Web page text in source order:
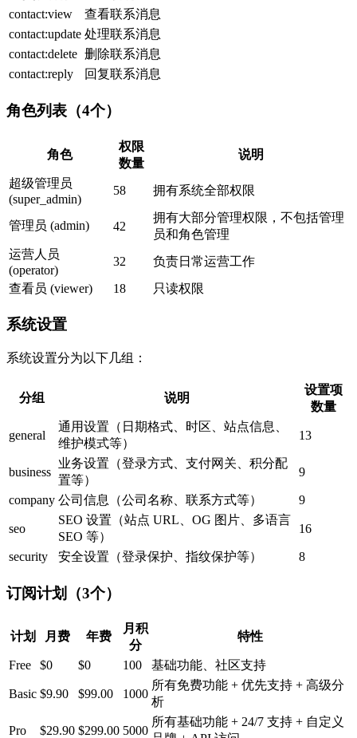
contact:view
查看联系消息
contact:update 处理联系消息
contact:delete 删除联系消息
contact:reply
回复联系消息
角色列表（4个）
角色
权限
数量
说明
超级管理员
(super_admin)
58 拥有系统全部权限
管理员 (admin) 42
拥有大部分管理权限，不包括管理
员和角色管理
运营人员
(operator)
32
负责日常运营工作
查看员 (viewer)
18 只读权限
系统设置
系统设置分为以下几组：
分组 说明
设置项
数量
general
通用设置（日期格式、时区、站点信息、
维护模式等）
13
business
业务设置（登录方式、支付网关、积分配
置等）
9
company 公司信息（公司名称、联系方式等） 9
seo
SEO 设置（站点 URL、OG 图片、多语言
SEO 等）
16
security 安全设置（登录保护、指纹保护等） 8
订阅计划（3个）
计划 月费 年费
月积
分
特性
Free $0 $0 100 基础功能、社区支持
Basic $9.90 $99.00 1000
所有免费功能 + 优先支持 + 高级分
析
Pro $29.90 $299.00 5000
所有基础功能 + 24/7 支持 + 自定义